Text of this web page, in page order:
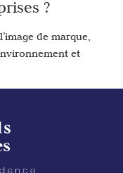
?
de marque,
et